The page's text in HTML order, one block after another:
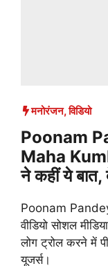
मनोरंजन,विडियो
Poonam
Maha
ने कहीं ये
Poonam
वीडियो सोशल
लोग ट्रोल करने में
यूजर्स।